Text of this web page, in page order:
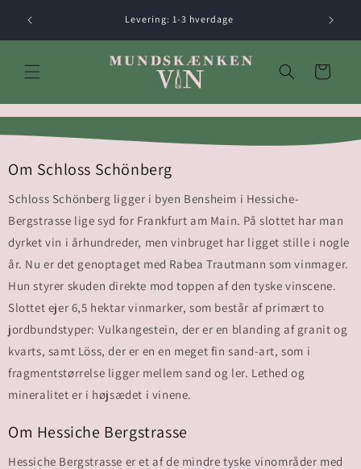
indhold
Levering: 1-3 hverdage
Indkøbskurv
Om Schloss Schönberg
Schloss Schönberg ligger i byen Bensheim i Hessiche-
Bergstrasse lige syd for Frankfurt am Main. På slottet har man
dyrket vin i århundreder, men vinbruget har ligget stille i nogle
år. Nu er det genoptaget med Rabea Trautmann som vinmager.
Hun styrer skuden direkte mod toppen af den tyske vinscene.
Slottet ejer 6,5 hektar vinmarker, som består af primært to
jordbundstyper: Vulkangestein, der er en blanding af granit og
kvarts, samt Löss, der er en en meget fin sand-art, som i
fragmentstørrelse ligger mellem sand og ler. Lethed og
mineralitet er i højsædet i vinene.
Om Hessiche Bergstrasse
Hessiche Bergstrasse er et af de mindre tyske vinområder med